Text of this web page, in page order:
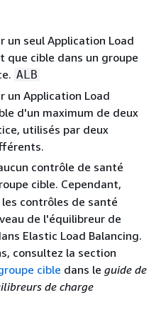
un seul Application Load
que cible dans un groupe
ALB
un Application Load
d'un maximum de deux
utilisés par deux
contrôle de santé
cible. Cependant,
contrôles de santé
de l'équilibreur de
Elastic Load Balancing.
consultez la section
cible dans le guide de
de charge